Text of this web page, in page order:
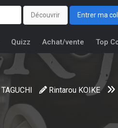
Découvrir Entrer ma
Quizz Achat/vente Top
Rintarou KOIKE